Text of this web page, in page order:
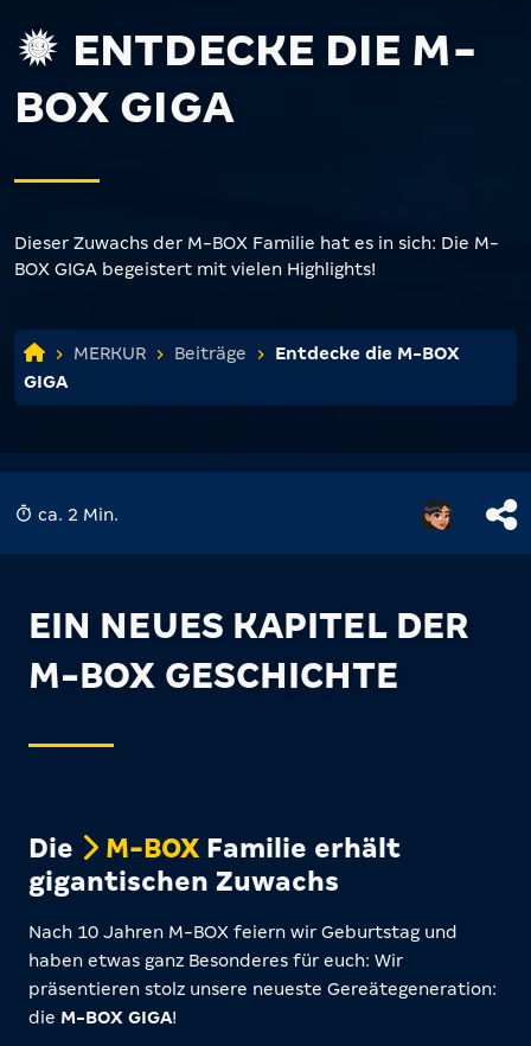
ENTDECKE DIE M-
BOX GIGA
Dieser Zuwachs der M-BOX Familie hat es in sich: Die M-
BOX GIGA begeistert mit vielen Highlights!
MERKUR Beiträge
Entdecke die M-BOX
GIGA
ca. 2 Min.
EIN NEUES KAPITEL DER
M-BOX GESCHICHTE
Die M-BOX Familie erhält
gigantischen Zuwachs
Nach 10 Jahren M-BOX feiern wir Geburtstag und
haben etwas ganz Besonderes für euch: Wir
präsentieren stolz unsere neueste Gereätegeneration:
die M-BOX GIGA!